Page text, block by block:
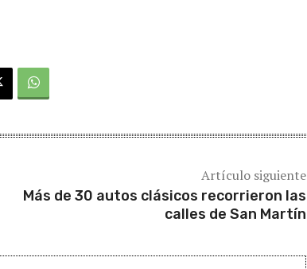
Artículo siguiente
Más de 30 autos clásicos recorrieron las
calles de San Martín